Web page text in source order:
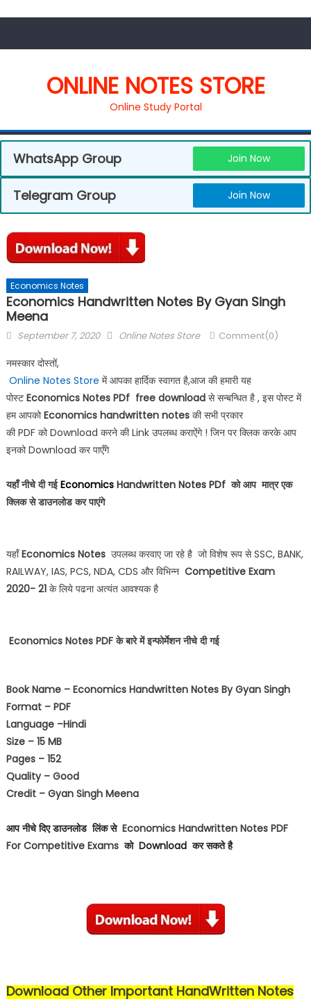
ONLINE NOTES STORE
Online Study Portal
WhatsApp Group Join Now
Telegram Group Join Now
Economics Notes
Economics Handwritten Notes By Gyan Singh
Meena
September 7, 2020 Online Notes Store Comment(0)
नमस्कार दोस्तों,
Online Notes Store में आपका हार्दिक स्वागत है,आज की हमारी यह
पोस्ट EconomicsNotes PDf free downloadसे सन्बन्धित है , इस पोस्ट में
हम आपकोEconomicshandwritten notesकी सभी प्रकार
कीPDF कोDownload करने कीLink उपलब्ध कराऐंगे ! जिन पर क्लिक करके आप
इनकोDownload कर पाएँगे
यहाँ नीचे दी गई EconomicsHandwritten Notes PDf को आप मात्र एक
क्लिक से डाउनलोड कर पाएंगे
यहाँEconomicsNotes उपलब्ध करवाए जा रहे है जो विशेष रूप से SSC, BANK,
RAILWAY, IAS, PCS, NDA, CDS और विभिन्न Competitive Exam
2020- 21 के लिये पढना अत्यंत आवश्यक है
Economics Notes PDFके बारे में इन्फोर्मेशन नीचे दी गई
Book Name – Economics Handwritten Notes By Gyan Singh
Format –PDF
Language –Hindi
Size – 15 MB
Pages – 152
Quality – Good
Credit – Gyan Singh Meena
आप नीचे दिए डाउनलोड लिंक से Economics Handwritten Notes PDF
For Competitive Examsको Downloadकर सकते है
Download Other Important HandWritten Notes